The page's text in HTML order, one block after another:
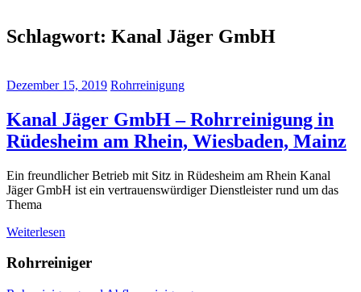
Schlagwort: Kanal Jäger GmbH
Dezember 15, 2019 Rohrreinigung
Kanal Jäger GmbH – Rohrreinigung in
Rüdesheim am Rhein, Wiesbaden, Mainz
Ein freundlicher Betrieb mit Sitz in Rüdesheim am Rhein Kanal
Jäger GmbH ist ein vertrauenswürdiger Dienstleister rund um das
Thema
Weiterlesen
Rohrreiniger